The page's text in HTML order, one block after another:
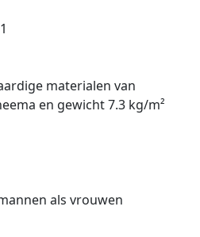
materialen van
en gewicht 7.3 kg/m²
als vrouwen